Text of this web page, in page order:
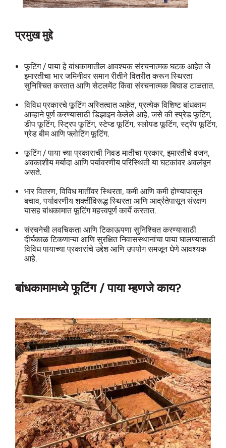
प्रमुख मुद्दे
फूटिंग / पाया हे बांधकामातील आवश्यक संरचनात्मक घटक आहेत जे
इमारतीचा भार जमिनीवर समान रीतीने वितरीत करून स्थिरता
सुनिश्चित करतात आणि सेटलमेंट किंवा संरचनात्मक बिघाड टाळतात.
विविध प्रकारचे फूटिंग अस्तित्वात आहेत, प्रत्येक विशिष्ट बांधकाम
आव्हाने पूर्ण करण्यासाठी डिझाइन केलेले आहे, जसे की स्प्रेड फूटिंग,
डीप फूटिंग, स्ट्रिप फूटिंग, स्टेप्ड फूटिंग, स्लोपड फूटिंग, स्ट्रॅप फूटिंग,
ग्रेड बीम आणि फ्लोटिंग फूटिंग.
फूटिंग / पाया च्या प्रकाराची निवड मातीचा प्रकार, इमारतीचे वजन,
अवकाशीय मर्यादा आणि पर्यावरणीय परिस्थिती या घटकांवर अवलंबून
असते.
भार वितरण, विविध मातींवर स्थिरता, कमी आणि कमी होण्यापासून
बचाव, पर्यावरणीय शक्तींविरूद्ध स्थिरता आणि आर्द्रतेपासून संरक्षण
यासह बांधकामात फूटिंग महत्त्वपूर्ण कार्ये करतात.
संरचनेची लवचिकता आणि टिकाऊपणा सुनिश्चित करण्यासाठी
दीर्घकाळ टिकणाऱ्या आणि सुरक्षित निवासस्थानांचा पाया घालण्यासाठी
विविध पायाच्या प्रकारांचे उद्देश आणि उपयोग समजून घेणे आवश्यक
आहे.
बांधकामामध्ये फूटिंग / पाया म्हणजे काय?